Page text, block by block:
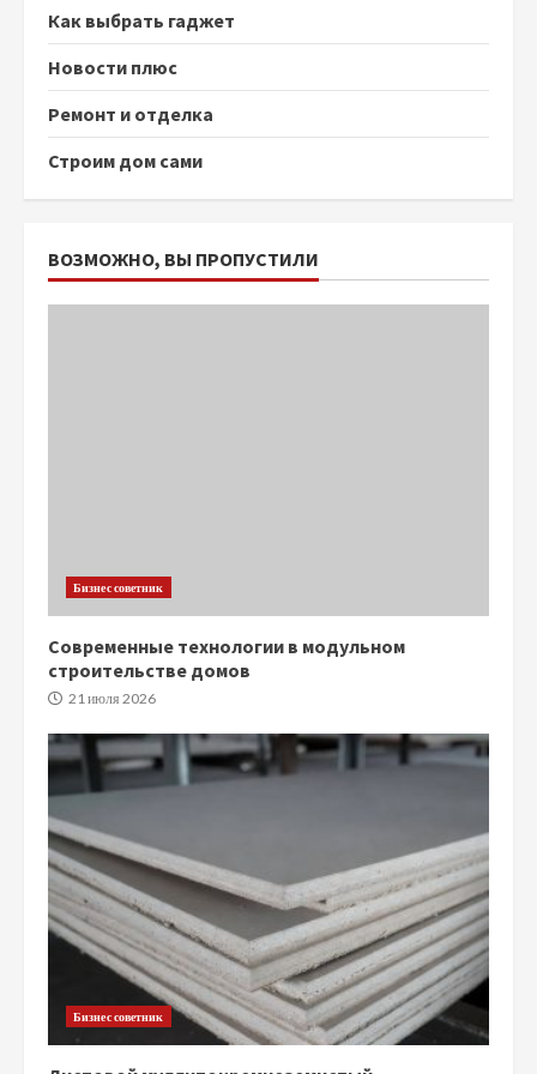
Как выбрать гаджет
Новости плюс
Ремонт и отделка
Строим дом сами
ВОЗМОЖНО, ВЫ ПРОПУСТИЛИ
Бизнес советник
Современные технологии в модульном
строительстве домов
21 июля 2026
Бизнес советник